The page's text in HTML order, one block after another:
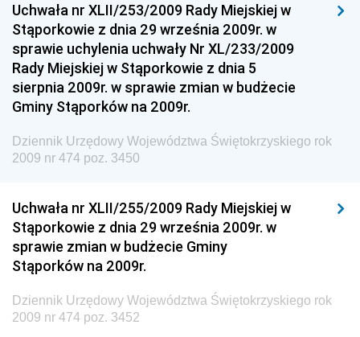
Dziennik Urzędowy Ministra Sportu
Dziennik Urzędowy Ministra Funduszy i Polityki
Regionalnej
Dziennik Urzędowy Ministra Aktywów Państwowych
Dziennik Urzędowy Ministra Zdrowia
Dziennik Urzędowy Ministra Środowiska i Głównego
Inspektora Ochrony Środowiska
Dziennik Urzędowy Ministerstwa Kultury, Dziedzictwa
Narodowego i Sportu
Dziennik Urzędowy Ministra Finansów, Funduszy i
Dziennik Urzędowy Ministra Rozwoju, Pracy i
Uchwała nr XLII/253/2009 Rady Miejskiej w
Stąporkowie z dnia 29 września 2009r. w
sprawie uchylenia uchwały Nr XL/233/2009
Rady Miejskiej w Stąporkowie z dnia 5
sierpnia 2009r. w sprawie zmian w budżecie
Gminy Stąporków na 2009r.
Dziennik Urzędowy Województwa Świętokrzyskiego rok
2009 nr 474 poz. 3450
Uchwała nr XLII/255/2009 Rady Miejskiej w
Stąporkowie z dnia 29 września 2009r. w
sprawie zmian w budżecie Gminy
Stąporków na 2009r.
Dziennik Urzędowy Województwa Świętokrzyskiego rok
2009 nr 474 poz. 3452